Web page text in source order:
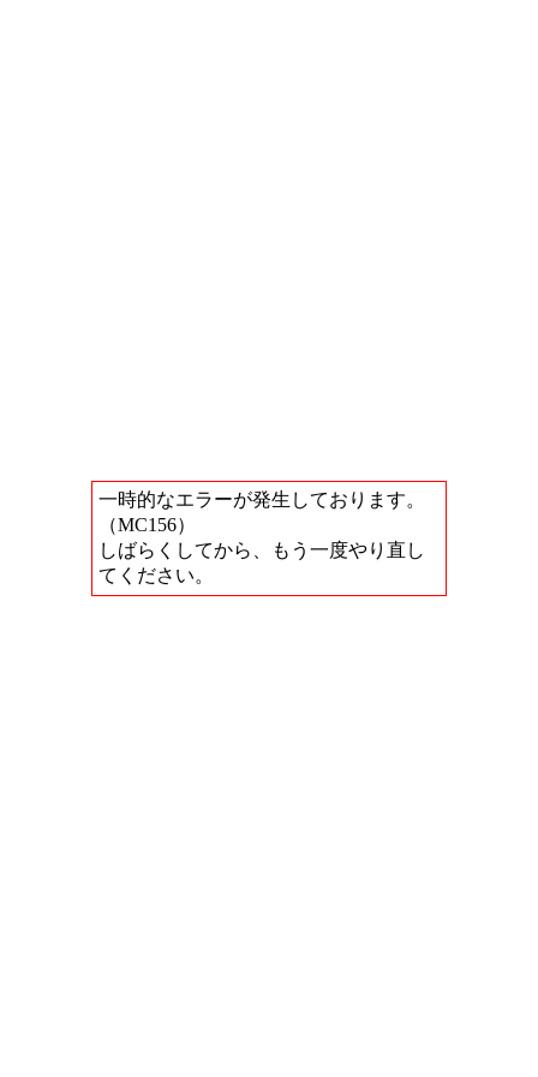
一時的なエラーが発生しております。
（MC156）
しばらくしてから、もう一度やり直し
てください。